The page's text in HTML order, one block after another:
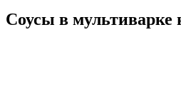
Соусы в мультиварке